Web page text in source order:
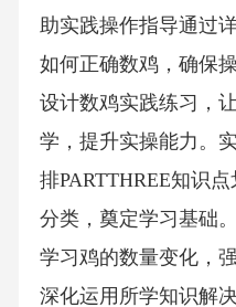
助实践操作指导通过
如何正确数鸡，确保
设计数鸡实践练习，
学，提升实操能力。
排PARTTHREE知识
分类，奠定学习基础
学习鸡的数量变化，
深化运用所学知识解